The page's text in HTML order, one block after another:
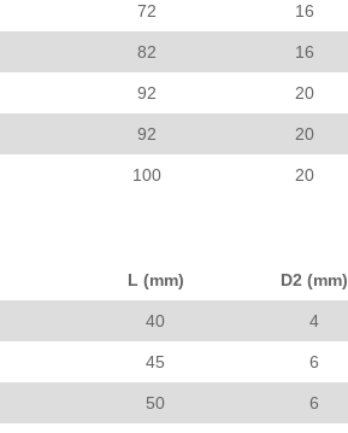
72 16
82 16
92 20
92 20
100 20
L (mm) D2 (mm)
40 4
45 6
50 6